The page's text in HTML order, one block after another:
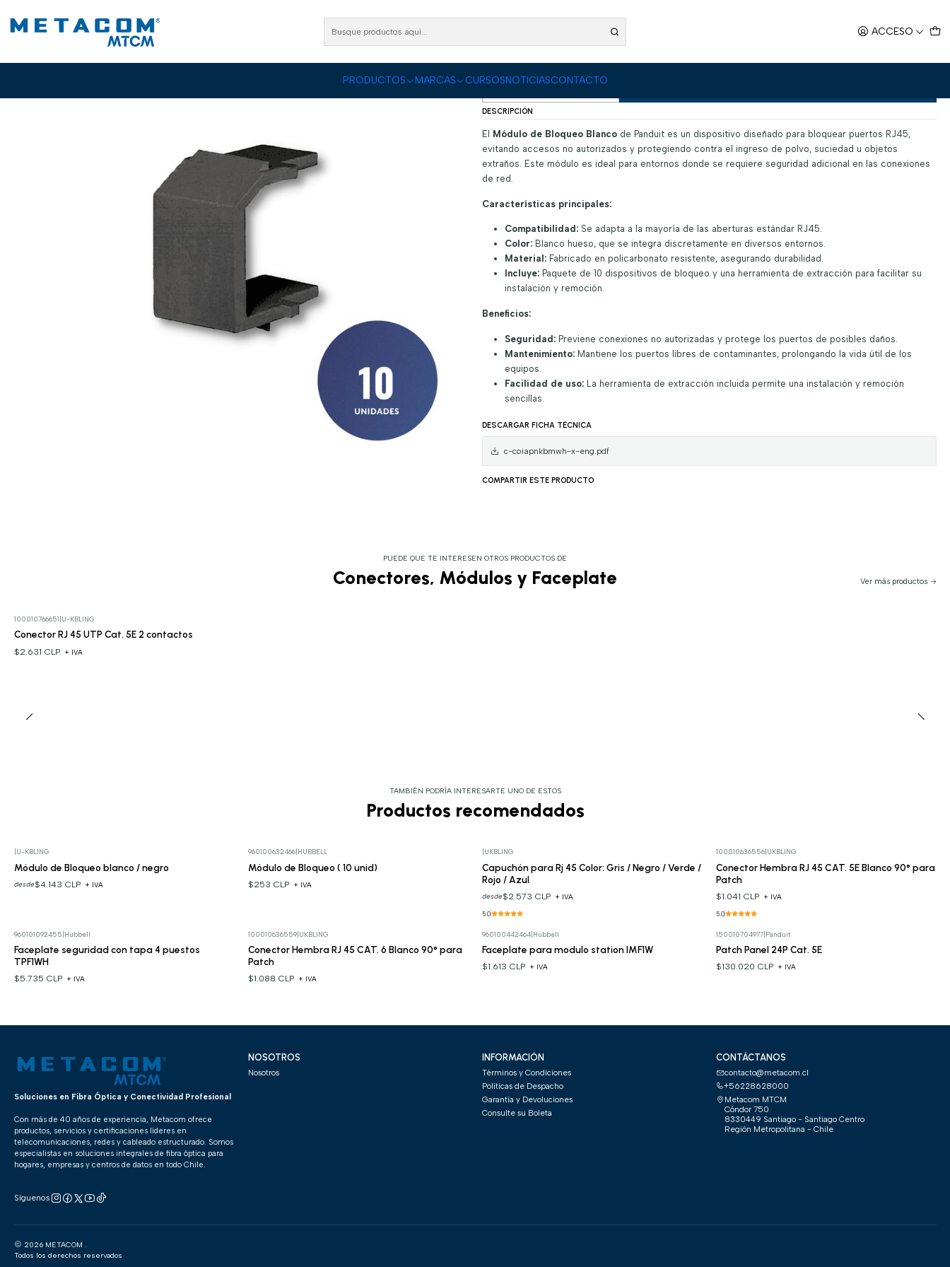
ACCESO
PRODUCTOS MARCAS CURSOSNOTICIASCONTACTO
Módulo de Bloqueo Blanco -
DESCRIPCIÓN
El Módulo de Bloqueo Blancode Panduit es un dispositivo diseñado para bloquear puertos RJ45,
evitando accesos no autorizados y protegiendo contra el ingreso de polvo, suciedad u objetos
extraños. Este módulo es ideal para entornos donde se requiere seguridad adicional en las conexiones
de red.
Características principales:
Compatibilidad:Se adapta a la mayoría de las aberturas estándar RJ45.
Color:Blanco hueso, que se integra discretamente en diversos entornos.
Material:Fabricado en policarbonato resistente, asegurando durabilidad.
Incluye:Paquete de 10 dispositivos de bloqueo y una herramienta de extracción para facilitar su
instalación y remoción.
Beneficios:
Seguridad:Previene conexiones no autorizadas y protege los puertos de posibles daños.
Mantenimiento:Mantiene los puertos libres de contaminantes, prolongando la vida útil de los
equipos.
Facilidad de uso:La herramienta de extracción incluida permite una instalación y remoción
sencillas.
DESCARGAR FICHA TÉCNICA
c-coiapnkbmwh-x-eng.pdf
COMPARTIR ESTE PRODUCTO
PUEDE QUE TE INTERESEN OTROS PRODUCTOS DE
Conectores, Módulos y Faceplate Ver más productos
100010766651 U-KBLING
Conector RJ 45 UTP Cat. 5E 2 contactos
$2.631 CLP + IVA
TAMBIÉN PODRÍA INTERESARTE UNO DE ESTOS
Productos recomendados
U-KBLING
Módulo de Bloqueo blanco / negro
desde$4.143 CLP + IVA
960100632466| HUBBELL
Módulo de Bloqueo ( 10 unid)
$253 CLP + IVA
UKBLING
Capuchón para Rj 45 Color: Gris / Negro / Verde /
Rojo / Azul
desde$2.573 CLP + IVA
5.0
100010636556| UKBLING
Conector Hembra RJ 45 CAT. 5E Blanco 90° para
Patch
$1.041 CLP + IVA
5.0
960101092455 Hubbell
Faceplate seguridad con tapa 4 puestos
TPF1WH
$5.735 CLP + IVA
100010636559| UKBLING
Conector Hembra RJ 45 CAT. 6 Blanco 90° para
Patch
$1.088 CLP + IVA
960100442464| Hubbell
Faceplate para modulo station IMF1W
$1.613 CLP + IVA
150010704977| Panduit
Patch Panel 24P Cat. 5E
$130.020 CLP + IVA
Soluciones en Fibra Óptica y Conectividad Profesional
Con más de 40 años de experiencia, Metacom ofrece
productos, servicios y certificaciones líderes en
telecomunicaciones, redes y cableado estructurado. Somos
especialistas en soluciones integrales de fibra óptica para
hogares, empresas y centros de datos en todo Chile.
Síguenos
NOSOTROS
Nosotros
INFORMACIÓN
Términos y Condiciones
Políticas de Despacho
Garantía y Devoluciones
Consulte su Boleta
CONTÁCTANOS
contacto@metacom.cl
+56228628000
Metacom MTCM
Cóndor 750
8330449 Santiago - Santiago Centro
Región Metropolitana - Chile
2026 METACOM .
Todos los derechos reservados